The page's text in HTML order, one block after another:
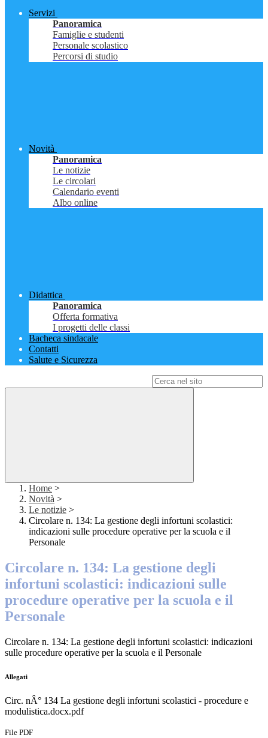
Servizi
Panoramica
Famiglie e studenti
Personale scolastico
Percorsi di studio
Novità
Panoramica
Le notizie
Le circolari
Calendario eventi
Albo online
Didattica
Panoramica
Offerta formativa
I progetti delle classi
Bacheca sindacale
Contatti
Salute e Sicurezza
Home >
Novità >
Le notizie >
Circolare n. 134: La gestione degli infortuni scolastici:
indicazioni sulle procedure operative per la scuola e il
Personale
Circolare n. 134: La gestione degli
infortuni scolastici: indicazioni sulle
procedure operative per la scuola e il
Personale
Circolare n. 134: La gestione degli infortuni scolastici: indicazioni
sulle procedure operative per la scuola e il Personale
Allegati
Circ. nÂ° 134 La gestione degli infortuni scolastici - procedure e
modulistica.docx.pdf
File PDF